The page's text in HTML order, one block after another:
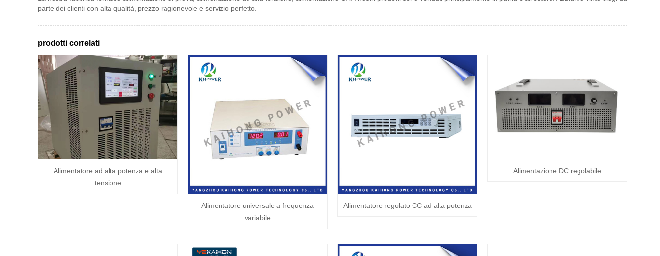
parte dei clienti con alta qualità, prezzo ragionevole e servizio perfetto.
prodotti correlati
Alimentatore ad alta potenza e alta
tensione
Alimentatore universale a frequenza
variabile
Alimentatore regolato CC ad alta potenza
Alimentazione DC regolabile